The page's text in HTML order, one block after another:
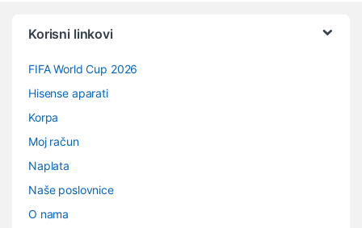
Korisni linkovi
FIFA World Cup 2026
Hisense aparati
Korpa
Moj račun
Naplata
Naše poslovnice
O nama